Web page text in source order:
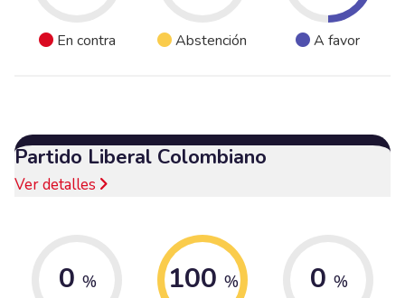
En contra Abstención A favor
Partido Liberal Colombiano
Ver detalles
0 % 100 % 0 %